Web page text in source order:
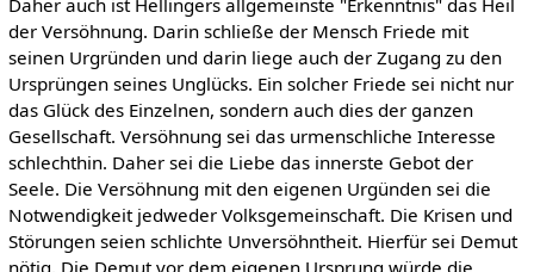
der Versöhnung. Darin schließe der Mensch Friede mit
seinen Urgründen und darin liege auch der Zugang zu den
Ursprüngen seines Unglücks. Ein solcher Friede sei nicht nur
das Glück des Einzelnen, sondern auch dies der ganzen
Gesellschaft. Versöhnung sei das urmenschliche Interesse
schlechthin. Daher sei die Liebe das innerste Gebot der
Seele. Die Versöhnung mit den eigenen Urgünden sei die
Notwendigkeit jedweder Volksgemeinschaft. Die Krisen und
Störungen seien schlichte Unversöhntheit. Hierfür sei Demut
nötig. Die Demut vor dem eigenen Ursprung würde die